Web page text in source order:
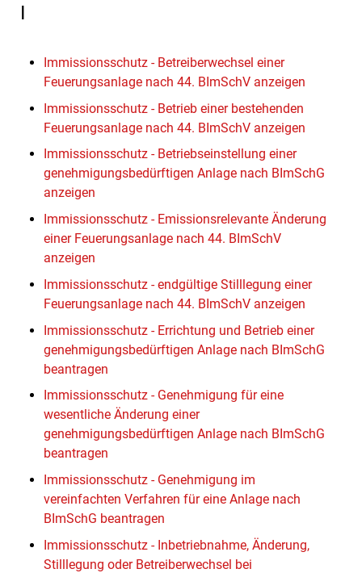
I
Immissionsschutz - Betreiberwechsel einer
Feuerungsanlage nach 44. BImSchV anzeigen
Immissionsschutz - Betrieb einer bestehenden
Feuerungsanlage nach 44. BImSchV anzeigen
Immissionsschutz - Betriebseinstellung einer
genehmigungsbedürftigen Anlage nach BImSchG
anzeigen
Immissionsschutz - Emissionsrelevante Änderung
einer Feuerungsanlage nach 44. BImSchV
anzeigen
Immissionsschutz - endgültige Stilllegung einer
Feuerungsanlage nach 44. BImSchV anzeigen
Immissionsschutz - Errichtung und Betrieb einer
genehmigungsbedürftigen Anlage nach BImSchG
beantragen
Immissionsschutz - Genehmigung für eine
wesentliche Änderung einer
genehmigungsbedürftigen Anlage nach BImSchG
beantragen
Immissionsschutz - Genehmigung im
vereinfachten Verfahren für eine Anlage nach
BImSchG beantragen
Immissionsschutz - Inbetriebnahme, Änderung,
Stilllegung oder Betreiberwechsel bei